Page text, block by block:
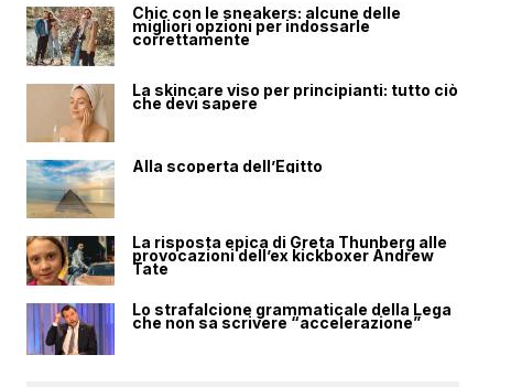
Chic con le sneakers: alcune delle
migliori opzioni per indossarle
correttamente
La skincare viso per principianti: tutto ciò
che devi sapere
Alla scoperta dell’Egitto
La risposta epica di Greta Thunberg alle
provocazioni dell’ex kickboxer Andrew
Tate
Lo strafalcione grammaticale della Lega
che non sa scrivere “accelerazione”